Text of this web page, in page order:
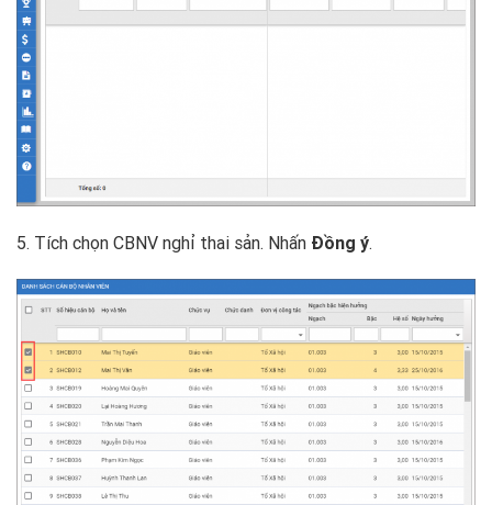
5. Tích chọn CBNV nghỉ thai sản. Nhấn Đồng ý.